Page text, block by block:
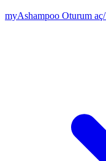
myAshampoo Oturum aç/